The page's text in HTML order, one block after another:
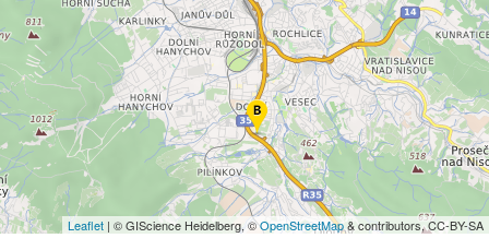
Leaflet | © GIScience Heidelberg, ©OpenStreetMap& contributors, CC-BY-SA